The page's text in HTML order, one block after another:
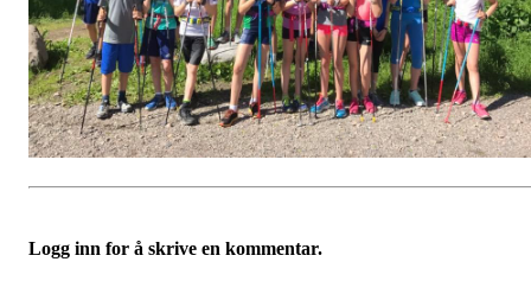
Logg inn for å skrive en kommentar.